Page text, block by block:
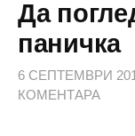
Да
паничка
6 СЕПТЕМВРИ
КОМЕНТАРА